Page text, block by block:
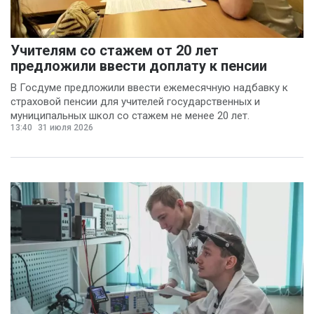
Анна Лопаткина(4)
Артём Шишков(4)
Владимир Ревенку
(4)
Вячеслав Чеглов(4)
Ольга Агаркова
Ольга Пинчук(4)
Сергей Драндров
(4)
Вадим Большаков
(3)
Никита Бобриков
(3)
Попков Дмитрий
Учителям со стажем от 20 лет
предложили ввести доплату к пенсии
В Госдуме предложили ввести ежемесячную надбавку к
страховой пенсии для учителей государственных и
муниципальных школ со стажем не менее 20 лет.
13:40 31 июля 2026